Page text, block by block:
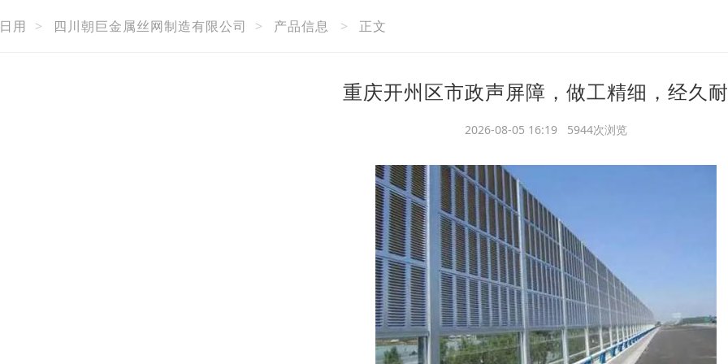
用 > 四川朝巨金属丝网制造有限公司 > 产品信息 > 正文
重庆开州区市政声屏障，做工精细，经久
2026-08-05 16:19 5944次浏览